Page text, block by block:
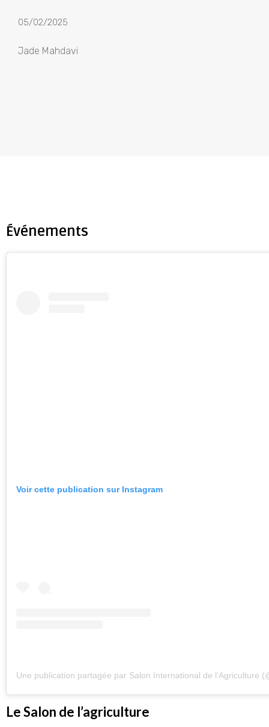
05/02/2025
Jade Mahdavi
Événements
Voir cette publication sur Instagram
Une publication partagée par Salon International de l’Agriculture
Le Salon de l’agriculture